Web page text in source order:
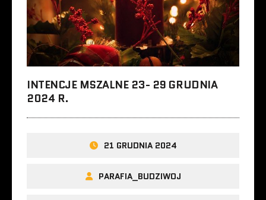
INTENCJE MSZALNE 23- 29 GRUDNIA
2024 R.
21 GRUDNIA 2024
PARAFIA_BUDZIWOJ